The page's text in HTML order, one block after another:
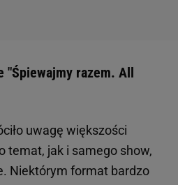
"Śpiewajmy razem. All
uwagę większości
temat, jak i samego show,
Niektórym format bardzo